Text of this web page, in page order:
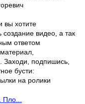
вы хотите
видео, а так
ответом
Заходи, подпишись,
бусти:
на ролики